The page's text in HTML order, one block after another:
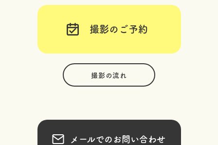
撮影のご予約
撮影の流れ
メールでのお問い合わせ